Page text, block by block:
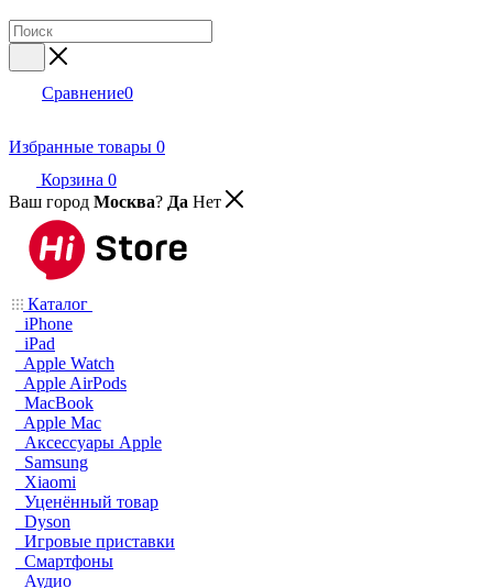
Сравнение0
Избранные товары 0
Корзина 0
Ваш город Москва? Да Нет
Каталог
iPhone
iPad
Apple Watch
Apple AirPods
MacBook
Apple Mac
Аксессуары Apple
Samsung
Xiaomi
Уценённый товар
Dyson
Игровые приставки
Смартфоны
Аудио